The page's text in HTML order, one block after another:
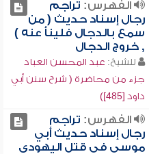
الفهرس: تراجم
رجال إسناد حديث ( من
سمع بالدجال فلينأ عنه )
, خروج الدجال
للشيخ: عبد المحسن العباد
جزء من محاضرة ( شرح سنن أبي
داود [485])
الفهرس: تراجم
رجال إسناد حديث أبي
موسى في قتل اليهودي